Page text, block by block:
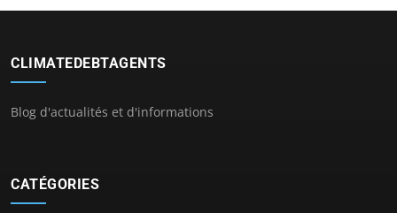
CLIMATEDEBTAGENTS
Blog d'actualités et d'informations
CATÉGORIES